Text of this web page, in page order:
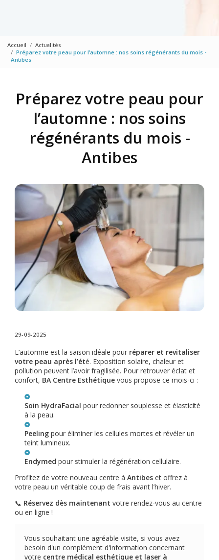
Accueil
Actualités
Préparez votre peau pour l’automne : nos soins régénérants du mois -
Antibes
Préparez votre peau pour
l’automne : nos soins
régénérants du mois -
Antibes
29-09-2025
L’automne est la saison idéale pour réparer et revitaliser
votre peau après l’été. Exposition solaire, chaleur et
pollution peuvent l’avoir fragilisée. Pour retrouver éclat et
confort, BA Centre Esthétique vous propose ce mois-ci :
Soin HydraFacial pour redonner souplesse et élasticité
à la peau.
Peeling pour éliminer les cellules mortes et révéler un
teint lumineux.
Endymed pour stimuler la régénération cellulaire.
Profitez de votre nouveau centre à Antibes et offrez à
votre peau un véritable coup de frais avant l’hiver.
📞 Réservez dès maintenant votre rendez-vous au centre
ou en ligne !
Vous souhaitant une agréable visite, si vous avez
besoin d'un complément d'information concernant
votre centre médical esthétique et laser à